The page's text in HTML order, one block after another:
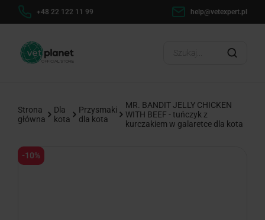
+48 22 122 11 99 help@vetexpert.pl
Strona
główna
Dla
kota
Przysmaki
dla kota
MR. BANDIT JELLY CHICKEN
WITH BEEF - tuńczyk z
kurczakiem w galaretce dla kota
-10%